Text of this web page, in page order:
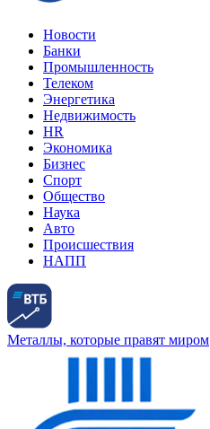
Новости
Банки
Промышленность
Телеком
Энергетика
Недвижимость
HR
Экономика
Бизнес
Спорт
Общество
Наука
Авто
Происшествия
НАПП
Металлы, которые правят миром